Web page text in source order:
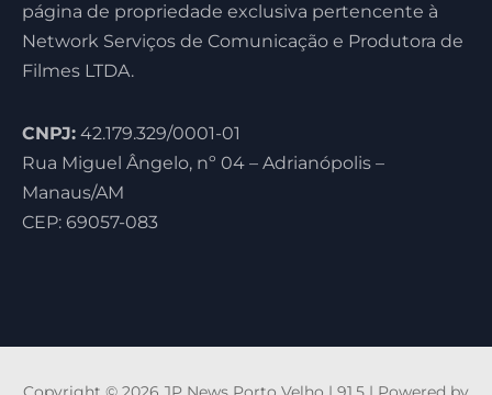
página de propriedade exclusiva pertencente à
Network Serviços de Comunicação e Produtora de
Filmes LTDA.
CNPJ: 42.179.329/0001-01
Rua Miguel Ângelo, nº 04 – Adrianópolis –
Manaus/AM
CEP: 69057-083